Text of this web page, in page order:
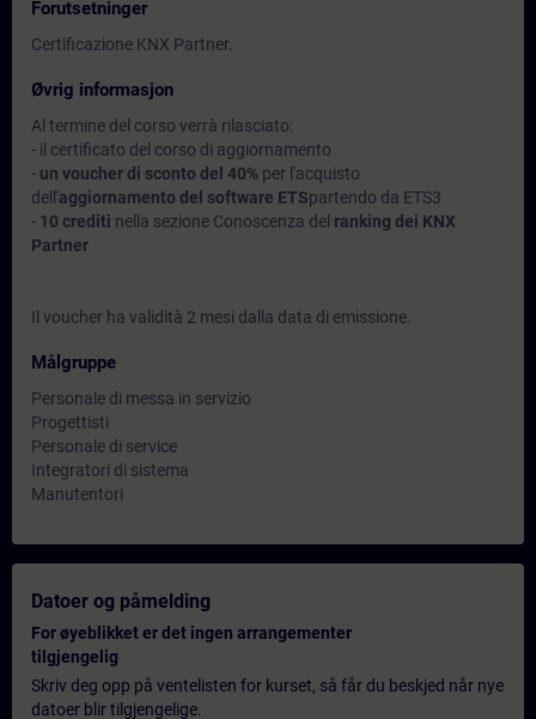
Forutsetninger
Certificazione KNX Partner.
Øvrig informasjon
Al termine del corso verrà rilasciato:
- il certificato del corso di aggiornamento
- un voucher di sconto del 40% per l'acquisto
dell'aggiornamento del software ETSpartendo da ETS3
- 10 crediti nella sezione Conoscenza del ranking dei KNX
Partner
Il voucher ha validità 2 mesi dalla data di emissione.
Målgruppe
Personale di messa in servizio
Progettisti
Personale di service
Integratori di sistema
Manutentori
Datoer og påmelding
For øyeblikket er det ingen arrangementer
tilgjengelig
Skriv deg opp på ventelisten for kurset, så får du beskjed når nye
datoer blir tilgjengelige.